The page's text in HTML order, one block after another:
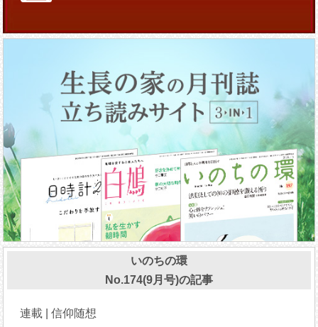
いのちの環
No.174(9月号)の記事
連載 | 信仰随想